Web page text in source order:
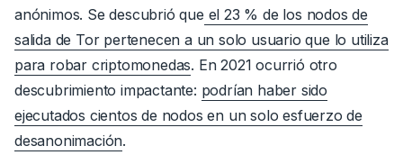
anónimos. Se descubrió que el 23 % de los nodos de
salida de Tor pertenecen a un solo usuario que lo utiliza
para robar criptomonedas. En 2021 ocurrió otro
descubrimiento impactante: podrían haber sido
ejecutados cientos de nodos en un solo esfuerzo de
desanonimación.